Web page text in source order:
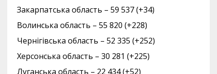
Закарпатська область – 59 537 (+34)
Волинська область – 55 820 (+228)
Чернігівська область – 52 335 (+252)
Херсонська область – 30 281 (+225)
Луганська область – 22 434 (+52)